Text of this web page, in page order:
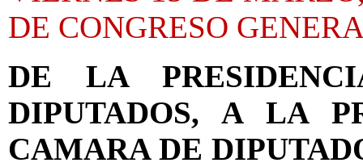
DE CONGRESO
DE LA
DIPUTADOS, A LA
CAMARA DE